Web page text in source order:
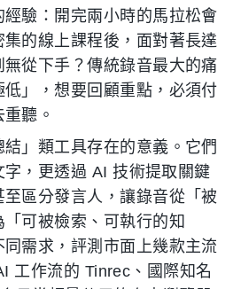
驗：開完兩小時的馬拉松會
的線上課程後，面對著長達
從下手？傳統錄音最大的痛
」，想要回顧重點，必須付
聽。
」類工具存在的意義。它們
，更透過 AI 技術提取關鍵
區分發言人，讓錄音從「被
可被檢索、可執行的知
需求，評測市面上幾款主流
工作流的 Tinrec、國際知名